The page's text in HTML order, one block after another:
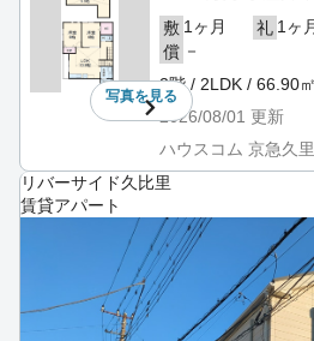
写真を見る
敷 1ヶ月 礼 1ヶ
償 －
2階 / 2LDK / 66.90㎡
2026/08/01 更新
ハウスコム 京急久
リバーサイド久比里
賃貸アパート